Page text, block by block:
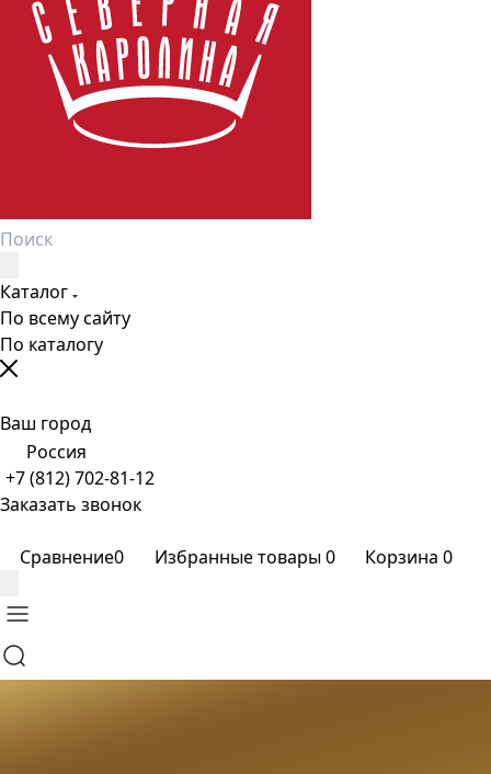
Каталог
По всему сайту
По каталогу
Ваш город
Россия
+7 (812) 702-81-12
Заказать звонок
Сравнение0 Избранные товары0 Корзина 0